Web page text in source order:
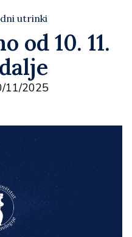
utrinki
od 10. 11.
11/2025